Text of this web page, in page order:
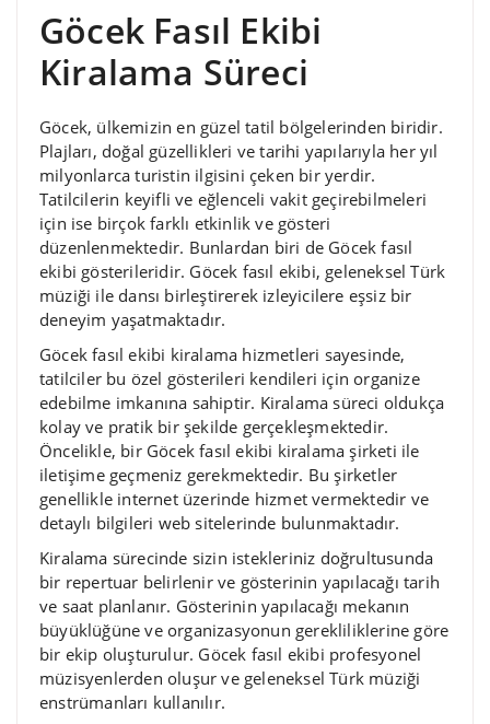
Göcek Fasıl Ekibi
Kiralama Süreci
Göcek, ülkemizin en güzel tatil bölgelerinden biridir.
Plajları, doğal güzellikleri ve tarihi yapılarıyla her yıl
milyonlarca turistin ilgisini çeken bir yerdir.
Tatilcilerin keyifli ve eğlenceli vakit geçirebilmeleri
için ise birçok farklı etkinlik ve gösteri
düzenlenmektedir. Bunlardan biri de Göcek fasıl
ekibi gösterileridir. Göcek fasıl ekibi, geleneksel Türk
müziği ile dansı birleştirerek izleyicilere eşsiz bir
deneyim yaşatmaktadır.
Göcek fasıl ekibi kiralama hizmetleri sayesinde,
tatilciler bu özel gösterileri kendileri için organize
edebilme imkanına sahiptir. Kiralama süreci oldukça
kolay ve pratik bir şekilde gerçekleşmektedir.
Öncelikle, bir Göcek fasıl ekibi kiralama şirketi ile
iletişime geçmeniz gerekmektedir. Bu şirketler
genellikle internet üzerinde hizmet vermektedir ve
detaylı bilgileri web sitelerinde bulunmaktadır.
Kiralama sürecinde sizin istekleriniz doğrultusunda
bir repertuar belirlenir ve gösterinin yapılacağı tarih
ve saat planlanır. Gösterinin yapılacağı mekanın
büyüklüğüne ve organizasyonun gerekliliklerine göre
bir ekip oluşturulur. Göcek fasıl ekibi profesyonel
müzisyenlerden oluşur ve geleneksel Türk müziği
enstrümanları kullanılır.